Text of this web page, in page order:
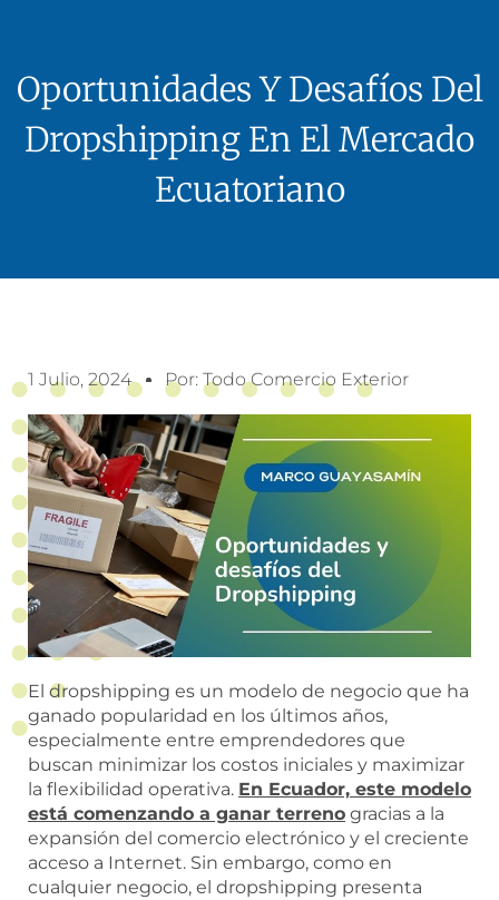
Oportunidades Y Desafíos Del
Dropshipping En El Mercado
Ecuatoriano
1 Julio, 2024 Por: Todo Comercio Exterior
El dropshipping es un modelo de negocio que ha
ganado popularidad en los últimos años,
especialmente entre emprendedores que
buscan minimizar los costos iniciales y maximizar
la flexibilidad operativa. En Ecuador, este modelo
está comenzando a ganar terreno gracias a la
expansión del comercio electrónico y el creciente
acceso a Internet. Sin embargo, como en
cualquier negocio, el dropshipping presenta